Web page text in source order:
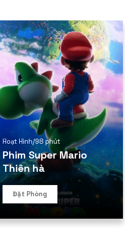
Hoạt Hình/98 phút
Phim Super Mario
Thiên hà
Đặt Phòng